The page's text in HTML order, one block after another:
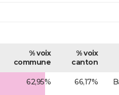
% voix
commune
% voix
canton
62,95% 66,17%